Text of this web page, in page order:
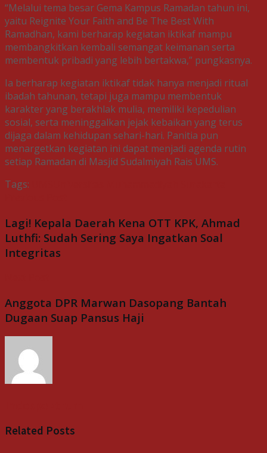
“Melalui tema besar Gema Kampus Ramadan tahun ini,
yaitu Reignite Your Faith and Be The Best With
Ramadhan, kami berharap kegiatan iktikaf mampu
membangkitkan kembali semangat keimanan serta
membentuk pribadi yang lebih bertakwa,” pungkasnya.
Ia berharap kegiatan iktikaf tidak hanya menjadi ritual
ibadah tahunan, tetapi juga mampu membentuk
karakter yang berakhlak mulia, memiliki kepedulian
sosial, serta meninggalkan jejak kebaikan yang terus
dijaga dalam kehidupan sehari-hari. Panitia pun
menargetkan kegiatan ini dapat menjadi agenda rutin
setiap Ramadan di Masjid Sudalmiyah Rais UMS.
Tags:
Lagi! Kepala Daerah Kena OTT KPK, Ahmad
Luthfi: Sudah Sering Saya Ingatkan Soal
Integritas
Anggota DPR Marwan Dasopang Bantah
Dugaan Suap Pansus Haji
Related Posts